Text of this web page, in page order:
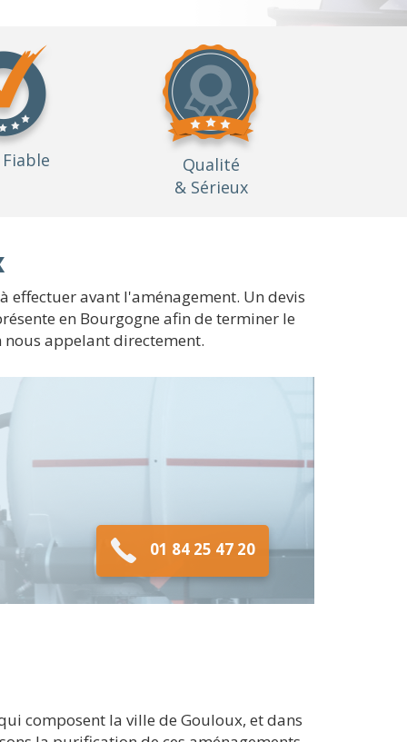
Fiable
Qualité
& Sérieux
avant l'aménagement. Un devis
en Bourgogne afin de terminer le
nous appelant directement.
01 84 25 47 20
composent la ville de Gouloux, et dans